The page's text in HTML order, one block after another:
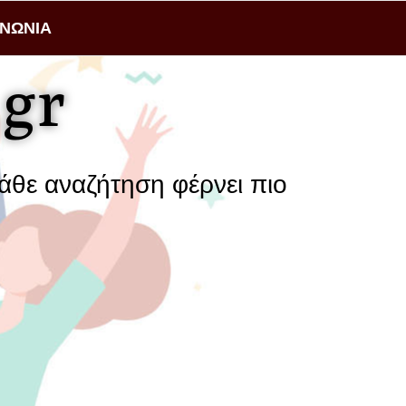
φέρνει πιο κοντά μια